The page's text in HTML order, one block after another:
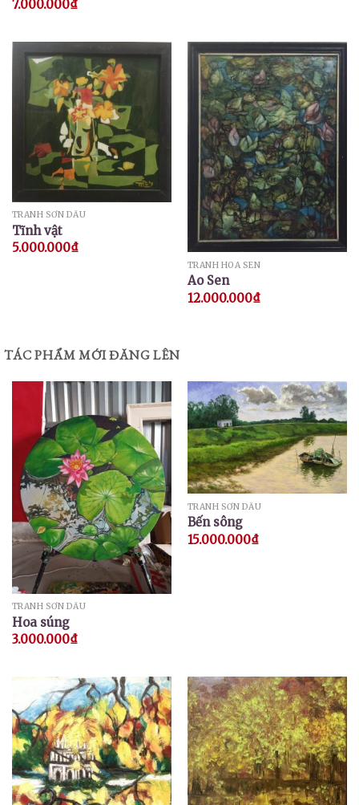
Được xếp
7.000.000₫
TRANH SƠN DẦU
Tĩnh vật
5.000.000₫
TRANH HOA SEN
Ao Sen
12.000.000₫
TÁC PHẨM MỚI ĐĂNG LÊN
TRANH SƠN DẦU
Hoa súng
3.000.000₫
TRANH SƠN DẦU
Bến sông
15.000.000₫